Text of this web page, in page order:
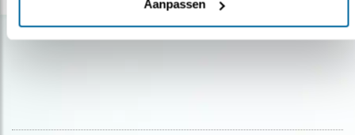
Aanpassen